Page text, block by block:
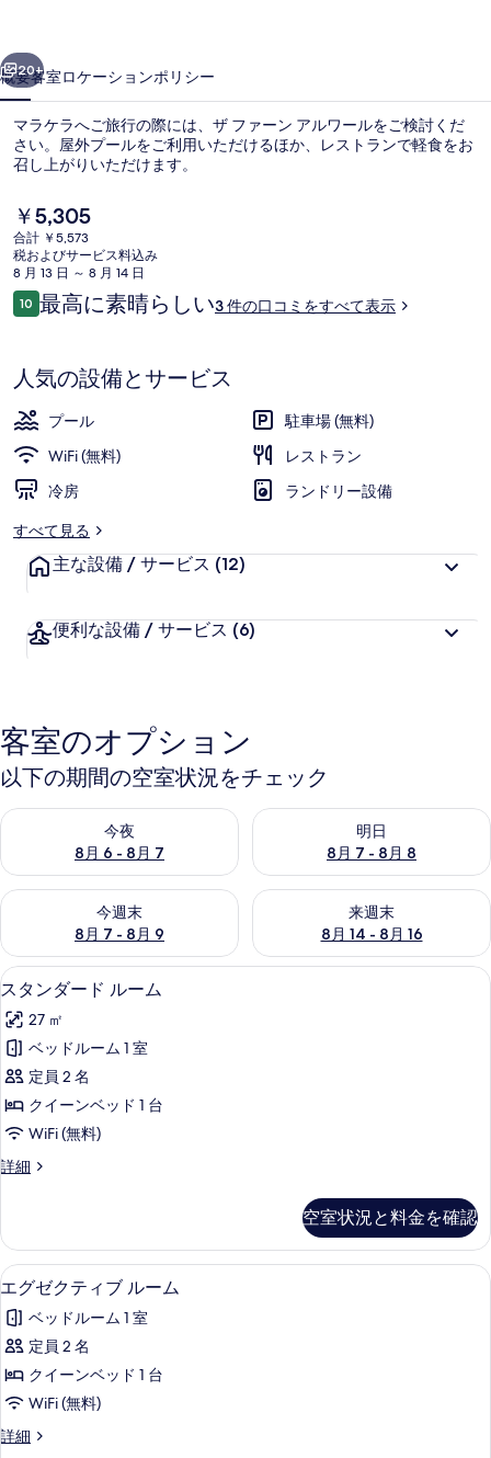
ワ
ー
ル
の
写
真
ギ
ャ
リ
ー
フロント
次へ
20+
概要客室ロケーションポリシー
マラケラへご旅行の際には、ザ ファーン アルワールをご検討くだ
さい。屋外プールをご利用いただけるほか、レストランで軽食をお
召し上がりいただけます。
現
在
の
料
金
は
す
￥5,305
合計 ￥5,573
税およびサービス料込み
8 月 13 日 ～ 8 月 14 日
口
コ
1010段階中10
最高に素晴らしい3 件の口コミをすべて表示
人気の設備とサービス
プール
駐車場 (無料)
WiFi (無料)
レストラン
冷房
ランドリー設備
すべて見る
主な設備 / サービス (12)
便利な設備 / サービス (6)
客室のオプション
以下の期間の空室状況をチェック
今夜
8月 6 - 8月 7
今夜 8月 6 - 8月 7 の空室状況をチェック
明日
8月 7 - 8月 8
明日 8月 7 - 8月 8 の空室状況
今週末
8月 7 - 8月 9
今週末 8月 7 - 8月 9 の空室状況をチェック
来週末
8月 14 - 8月 16
来週末 8月 14 - 8月 16 の空室
ス
タ
ン
ダ
ー
ド
ー
の
す
べ
て
の
写
真
を
スタンダード ルーム | セーフティボ
2
スタンダード ルーム
27 ㎡
ベッドルーム 1 室
定員 2 名
クイーンベッド 1 台
WiFi (無料)
詳細
ス
ー
ド
ル
ム
の
細
空室状況と料金を確認
エ
グ
ゼ
ク
テ
ブ
エグゼクティブ ルーム | セーフティ
1
エグゼクティブ ルーム
ベッドルーム 1 室
定員 2 名
クイーンベッド 1 台
WiFi (無料)
詳細
エ